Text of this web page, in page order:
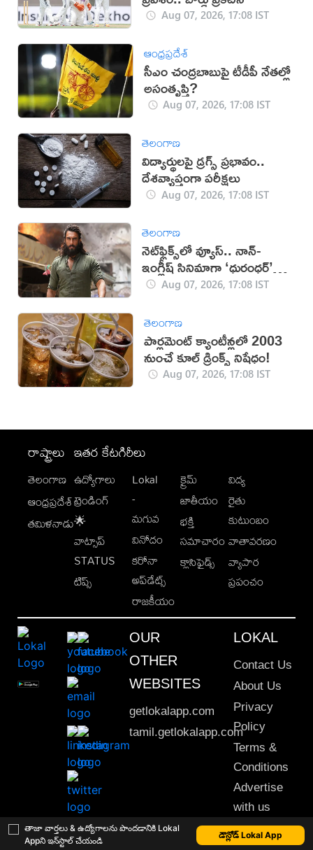
తాజా వార్తలు & ఉద్యోగాలను పొందడానికి Lokal
Appని ఇన్‌స్టాల్ చేయండి
డౌన్లోడ్ Lokal App
Aug 07, 2026, 17:08 IST
ఆంధ్రప్రదేశ్
సీఎం చంద్రబాబుపై టీడీపీ నేతల్లో
అసంతృప్తి?
Aug 07, 2026, 17:08 IST
తెలంగాణ
విద్యార్థులపై డ్రగ్స్ ప్రభావం..
దేశవ్యాప్తంగా పరీక్షలు
Aug 07, 2026, 17:08 IST
తెలంగాణ
నెట్‌ఫ్లిక్స్‌లో వ్యూస్.. నాన్-
ఇంగ్లీష్ సినిమాగా ‘ధురంధర్’
రికార్డుAug 07, 2026, 17:08 IST
తెలంగాణ
పార్లమెంట్ క్యాంటీన్లలో 2003
నుంచే కూల్ డ్రింక్స్ నిషేధం!
Aug 07, 2026, 17:08 IST
రాష్ట్రాలు
తెలంగాణ
ఆంధ్రప్రదేశ్
తమిళనాడు
ఇతర కేటగిరీలు
ఉద్యోగాలు
ట్రెండింగ్
🌟
వాట్సాప్
STATUS
టిప్స్
Lokal
-
మగువ
వినోదం
కరోనా
అప్‌డేట్స్
రాజకీయం
క్రైమ్
జాతీయం
భక్తి
సమాచారం
క్లాసిఫైడ్స్
విద్య
రైతు
కుటుంబం
వాతావరణం
వ్యాపార
ప్రపంచం
OUR
OTHER
WEBSITES
getlokalapp.com
tamil.getlokalapp.com
LOKAL
Contact Us
About Us
Privacy
Policy
Terms &
Conditions
Advertise
with us
Sitemap
This material may not be published, transmitted, rewritten or redistributed. © 2020 Lokal App. All rights reserved.